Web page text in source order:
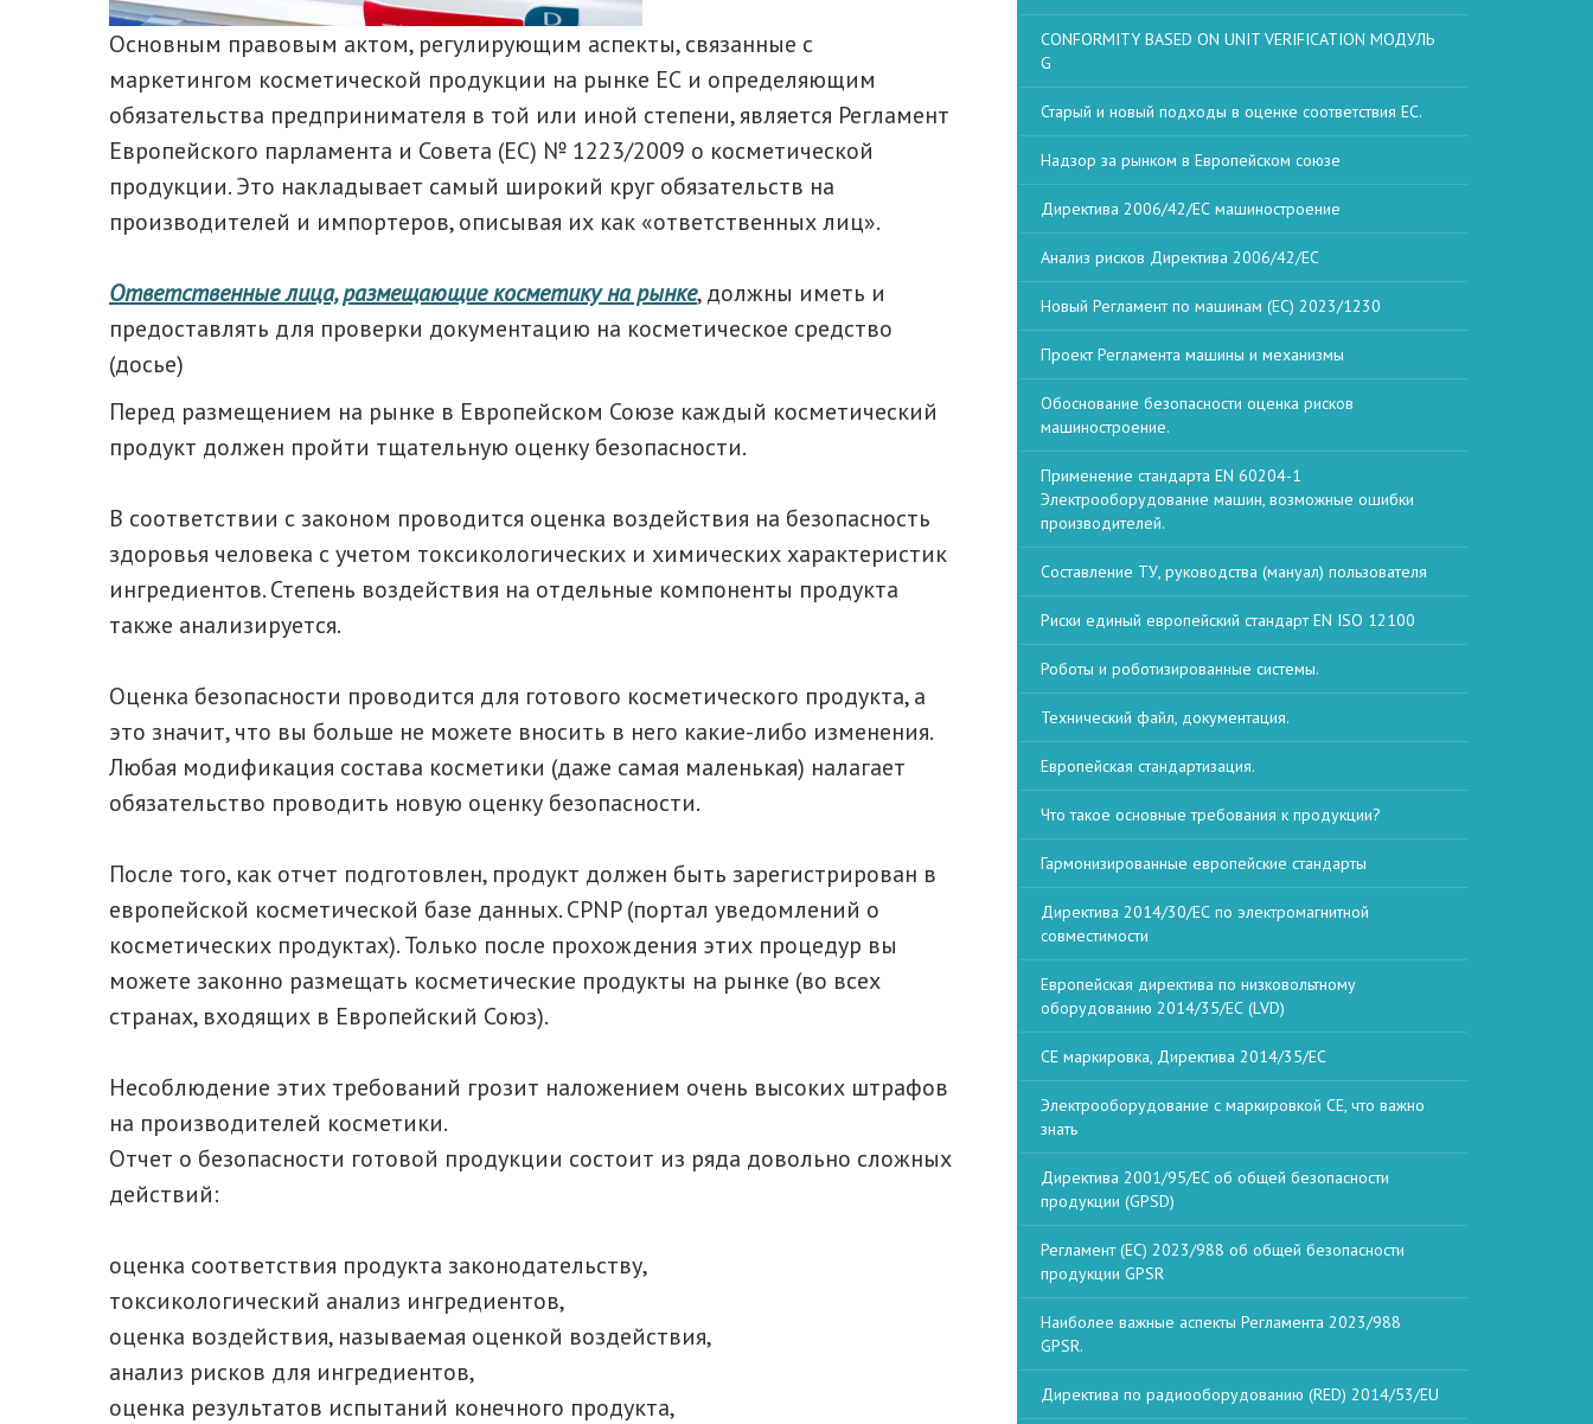
Основным правовым актом, регулирующим аспекты, связанные с
маркетингом косметической продукции на рынке ЕС и определяющим
обязательства предпринимателя в той или иной степени, является Регламент
Европейского парламента и Совета (ЕС) № 1223/2009 о косметической
продукции. Это накладывает самый широкий круг обязательств на
производителей и импортеров, описывая их как «ответственных лиц».
Ответственные лица, размещающие косметику на рынке, должны иметь и
предоставлять для проверки документацию на косметическое средство
(досье)
Перед размещением на рынке в Европейском Союзе каждый косметический
продукт должен пройти тщательную оценку безопасности.
В соответствии с законом проводится оценка воздействия на безопасность
здоровья человека с учетом токсикологических и химических характеристик
ингредиентов. Степень воздействия на отдельные компоненты продукта
также анализируется.
Оценка безопасности проводится для готового косметического продукта, а
это значит, что вы больше не можете вносить в него какие-либо изменения.
Любая модификация состава косметики (даже самая маленькая) налагает
обязательство проводить новую оценку безопасности.
После того, как отчет подготовлен, продукт должен быть зарегистрирован в
европейской косметической базе данных. CPNP (портал уведомлений о
косметических продуктах). Только после прохождения этих процедур вы
можете законно размещать косметические продукты на рынке (во всех
странах, входящих в Европейский Союз).
Несоблюдение этих требований грозит наложением очень высоких штрафов
на производителей косметики.
Отчет о безопасности готовой продукции состоит из ряда довольно сложных
действий:
оценка соответствия продукта законодательству,
токсикологический анализ ингредиентов,
оценка воздействия, называемая оценкой воздействия,
анализ рисков для ингредиентов,
оценка результатов испытаний конечного продукта,
CONFORMITY BASED ON UNIT VERIFICATION МОДУЛЬ
G
Старый и новый подходы в оценке соответствия ЕС.
Надзор за рынком в Европейском союзе
Директива 2006/42/ЕС машиностроение
Анализ рисков Директива 2006/42/ЕС
Новый Регламент по машинам (ЕС) 2023/1230
Проект Регламента машины и механизмы
Обоснование безопасности оценка рисков
машиностроение.
Применение стандарта EN 60204-1
Электрооборудование машин, возможные ошибки
производителей.
Составление ТУ, руководства (мануал) пользователя
Риски единый европейский стандарт EN ISO 12100
Роботы и роботизированные системы.
Технический файл, документация.
Европейская стандартизация.
Что такое основные требования к продукции?
Гармонизированные европейские стандарты
Директива 2014/30/ЕС по электромагнитной
совместимости
Европейская директива по низковольтному
оборудованию 2014/35/ЕС (LVD)
СЕ маркировка, Директива 2014/35/ЕС
Электрооборудование с маркировкой CE, что важно
знать
Директива 2001/95/EC об общей безопасности
продукции (GPSD)
Регламент (ЕС) 2023/988 об общей безопасности
продукции GPSR
Наиболее важные аспекты Регламента 2023/988
GPSR.
Директива по радиооборудованию (RED) 2014/53/EU